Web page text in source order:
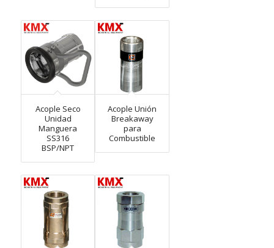
Acople Seco
Unidad
Manguera
SS316
BSP/NPT
Acople Unión
Breakaway
para
Combustible